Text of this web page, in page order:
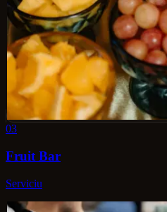
03
Fruit Bar
Serviciu